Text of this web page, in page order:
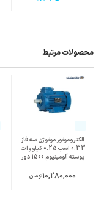
محصولات مرتبط
الکتروموتور موتوژن سه فاز
0.33 اسب 0.25 کیلووات
پوسته آلومینیوم 1500 دور
10,280,000تومان